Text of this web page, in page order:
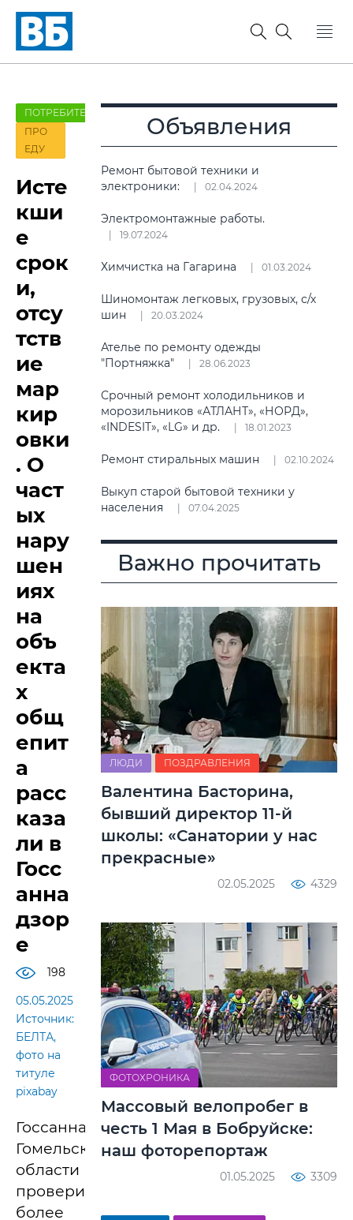
ПОТРЕБИТЕЛЬ
ПРО
ЕДУ
Исте
кши
е
срок
и,
отсу
тств
ие
мар
кир
овки
. О
част
ых
нару
шен
иях
на
объ
екта
х
общ
епит
а
расс
каза
ли в
Госс
анна
дзор
е
198
05.05.2025
Источник:
БЕЛТА,
фото на
титуле
pixabay
Госсаннадзор
Гомельской
области
проверил
более
Объявления
Ремонт бытовой техники и
электроники:
02.04.2024
Электромонтажные работы.
19.07.2024
Химчистка на Гагарина 01.03.2024
Шиномонтаж легковых, грузовых, с/х
шин
20.03.2024
Ателье по ремонту одежды
"Портняжка"
28.06.2023
Срочный ремонт холодильников и
морозильников «АТЛАНТ», «НОРД»,
«INDESIT», «LG» и др.
18.01.2023
Ремонт стиральных машин 02.10.2024
Выкуп старой бытовой техники у
населения
07.04.2025
Важно прочитать
ЛЮДИ ПОЗДРАВЛЕНИЯ
Валентина Басторина,
бывший директор 11-й
школы: «Санатории у нас
прекрасные»
02.05.2025 4329
ФОТОХРОНИКА
Массовый велопробег в
честь 1 Мая в Бобруйске:
наш фоторепортаж
01.05.2025 3309